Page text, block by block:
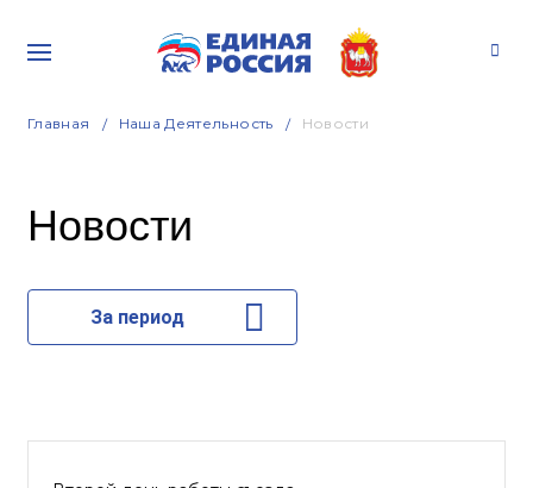
Главная Наша Деятельность Новости
Новости
За период